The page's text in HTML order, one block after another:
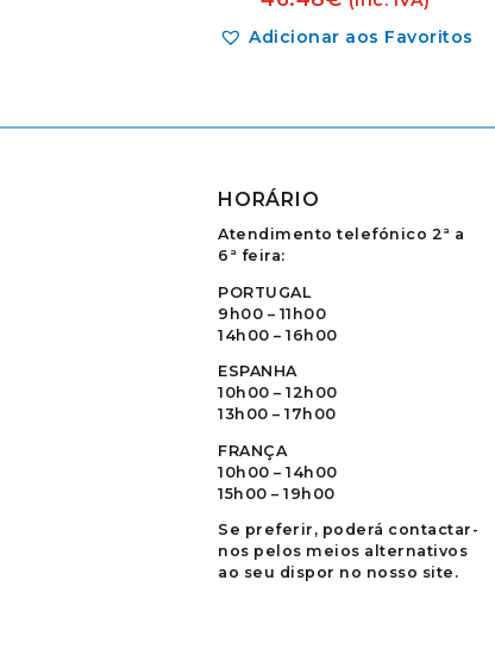
Adicionar aos Favoritos
HORÁRIO
Atendimento telefónico 2ª a
6ª feira:
PORTUGAL
9h00 – 11h00
14h00 – 16h00
ESPANHA
10h00 – 12h00
13h00 – 17h00
FRANÇA
10h00 – 14h00
15h00 – 19h00
Se preferir, poderá contactar-
nos pelos meios alternativos
ao seu dispor no nosso site.